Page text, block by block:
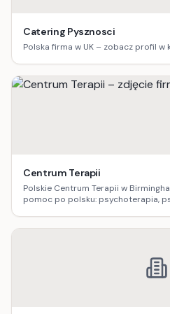
Catering Pysznosci
Polska firma w UK – zobacz profil w
Centrum Terapii
Polskie Centrum Terapii w
pomoc po polsku: psychoterapia,